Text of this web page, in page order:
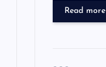
Read more